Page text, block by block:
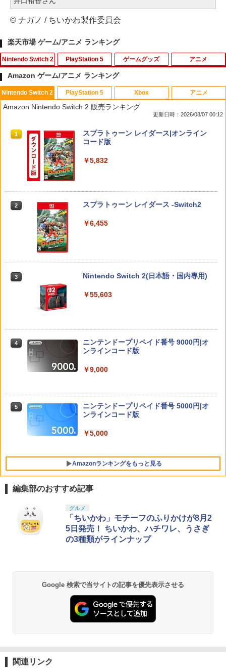
© ナガノ / ちいかわ製作委員会
楽天市場 ゲーム/アニメ ランキング
Nintendo Switch 2
1
PlayVital 新型Switch2対応 親指グリッ
プキャップ 4個セット ジョイコン対応シ
リコン素材 快適フィット スイッチ2対応
￥990
貼り付け キット カバー Switch 2 本体
可 透明 ブルーライト カット 99％ FIRM
全保証】 Nintendo Switch2 保護フィル
フィルム OVER`s オーバーズ TP01
￥1,380
ダース [BEE-P-AADLA NSW2 スプラト
ゥ-ン レイダ-ス]
5
【メール便発送】【新品】任天堂 Ninte
ndo Switch 2 ゲームソフト スプラトゥ
ーン レイダース
￥6,750
PlayStation 5
1
PS5 縦置きスタンド PlayStation5 / PS5
Slim / PS5 Pro 用 縦置き スタンド 円形
安定感UP ブラック ブルー シルバー グ
【メール便】 | プレーステーション プレ
イステーション プレステ プレステ5 プレ
2 グランツーリスモ7 PS5版
￥3,779
3
ソニー・インタラクティブエンタテイン
通常版 [ECJS-00035 PS5 マーベルス
￥3,980
Marvel's Spider-Man 2
首都高バトル / Tokyo Xtreme Racer
￥6,480
ゲームグッズ アニメ
1
【中古】 この世界の片隅に ブックレッ
ト付 / 片渕須直 / バンダイビジュアル [Bl
u-ray]【メール便送料無料】【最短翌日
￥1,243
￥5,780
￥8,044
ルアイドルクラブ Bloom Garden Part
y』(特装限定版)【Blu-ray】 [ 矢立肇 ]
【楽天ブックス限定連動購入特典+楽天
ブックス限定先着特典+他】ゴールデン
カムイ 第十五巻(初回限定版)【Blu-ra
製サイン入り複製原画セット+原作者・
野田サトル描き下ろし最終章OP／ED絵
￥10,780
Amazon ゲーム/アニメ ランキング
Nintendo Switch 2
Amazon Nintendo Switch 2 販売ランキング
更新日時：2026/08/07 00:12
1
スプラトゥーン レイダース|オンライン
コード版
￥5,832
2 スプラトゥーン レイダース -Switch2
￥6,455
3 Nintendo Switch 2(日本語・国内専用)
￥55,603
4
ニンテンドープリペイド番号 9000円|オ
ンラインコード版
￥9,000
5
ニンテンドープリペイド番号 5000円|オ
ンラインコード版
￥5,000
Amazonランキングをもっと見る
PlayStation 5
PlayStation 5 デジタル・エディション
日本語専用 Console Language: Japan
ese only (CFI-2200B01)
￥55,000
Beast of Reincarnation -PS5 【特典】
プロダクトコード 封入
￥7,286
Xbox
【純正品】Xbox ワイヤレス コントロー
ラー + USB-C® ケーブル
￥8,300
Xbox プリペイドカード 5,000円 デジタ
ルコード 【旧 Xbox ギフトカード】 [オ
ンラインコード]
￥5,000
アニメ
【Amazon.co.jp限定】劇場版モノノ怪
第三章 蛇神 (Amazon.co.jp限定オリジ
ナル三方背収納ケース付きコレクション)
(オリジナル特典:オリジナル巾着＋メー
カー特典:【坤と離】二振りの剣、十翼よ
￥10,780
劇場版「鬼滅の刃」無限城編 第一章 猗
窩座再来 通常版 [Blu-ray]
編集部のおすすめ記事
グルメ
「ちいかわ」モチーフのふりかけが8月2
5日発売！ ちいかわ、ハチワレ、うさぎ
の3種類がラインナップ
Google 検索で当サイトの記事を優先表示させる
関連リンク